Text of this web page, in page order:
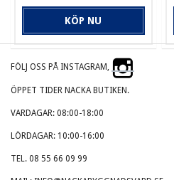
KÖP NU
FÖLJ OSS PÅ INSTAGRAM,
ÖPPET TIDER NACKA BUTIKEN.
VARDAGAR: 08:00-18:00
LÖRDAGAR: 10:00-16:00
TEL. 08 55 66 09 99